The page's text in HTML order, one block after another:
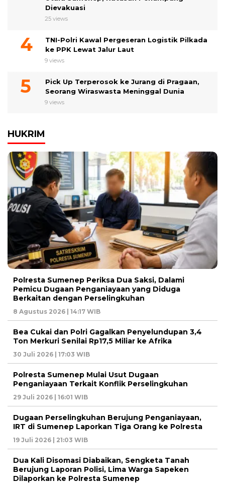
Dievakuasi
25 views
TNI-Polri Kawal Pergeseran Logistik Pilkada
ke PPK Lewat Jalur Laut
9 views
Pick Up Terperosok ke Jurang di Pragaan,
Seorang Wiraswasta Meninggal Dunia
9 views
HUKRIM
Polresta Sumenep Periksa Dua Saksi, Dalami
Pemicu Dugaan Penganiayaan yang Diduga
Berkaitan dengan Perselingkuhan
8 Agustus 2026 | 14:17 WIB
Bea Cukai dan Polri Gagalkan Penyelundupan 3,4
Ton Merkuri Senilai Rp17,5 Miliar ke Afrika
30 Juli 2026 | 17:03 WIB
Polresta Sumenep Mulai Usut Dugaan
Penganiayaan Terkait Konflik Perselingkuhan
29 Juli 2026 | 16:01 WIB
Dugaan Perselingkuhan Berujung Penganiayaan,
IRT di Sumenep Laporkan Tiga Orang ke Polresta
19 Juli 2026 | 21:03 WIB
Dua Kali Disomasi Diabaikan, Sengketa Tanah
Berujung Laporan Polisi, Lima Warga Sapeken
Dilaporkan ke Polresta Sumenep